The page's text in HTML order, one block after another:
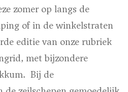
zomer op langs de
of in de winkelstraten
editie van onze rubriek
met bijzondere
Bij de